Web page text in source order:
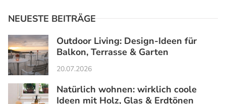
NEUESTE BEITRÄGE
Outdoor Living: Design-Ideen für
Balkon, Terrasse & Garten
20.07.2026
Natürlich wohnen: wirklich coole
Ideen mit Holz, Glas & Erdtönen